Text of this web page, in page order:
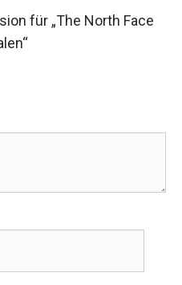
für „The North Face